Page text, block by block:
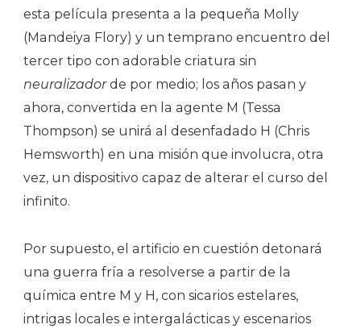
esta película presenta a la pequeña Molly
(Mandeiya Flory) y un temprano encuentro del
tercer tipo con adorable criatura sin
neuralizadorde por medio; los años pasan y
ahora, convertida en la agente M (Tessa
Thompson) se unirá al desenfadado H (Chris
Hemsworth) en una misión que involucra, otra
vez, un dispositivo capaz de alterar el curso del
infinito.
Por supuesto, el artificio en cuestión detonará
una guerra fría a resolverse a partir de la
química entre M y H, con sicarios estelares,
intrigas locales e intergalácticas y escenarios